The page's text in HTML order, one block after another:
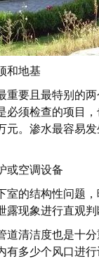
和地基
重要且最特别的
必须检查的项目
元。渗水最容易
或空调设备
室的结构性问题
露现象进行直观
道清洁度也是十
有多少个风口进行